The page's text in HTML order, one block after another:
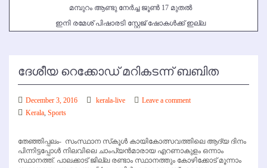
മമ്പുറം ആണ്ടു നേര്‍ച്ച ജൂണ്‍ 17 മുതല്‍
ഇനി രമേശ് പിഷാരടി സ്റ്റേജ് ഷോകള്‍ക്ക് ഇല്ല
ദേശീയ റെക്കോഡ് മറികടന്ന് ബബിത
December 3, 2016 kerala-live
Leave a comment
Kerala, Sports
തേഞ്ഞിപ്പലം- സംസ്ഥാന സ്‌കൂള്‍ കായികോത്സവത്തിലെ ആദ്യ ദിനം
പിന്നിട്ടപ്പോള്‍ നിലവിലെ ചാംപ്യന്‍മാരായ എറണാകുളം ഒന്നാം
സ്ഥാനത്ത്. പാലക്കാട് ജില്ല രണ്ടാം സ്ഥാനത്തും കോഴിക്കോട് മൂന്നാം